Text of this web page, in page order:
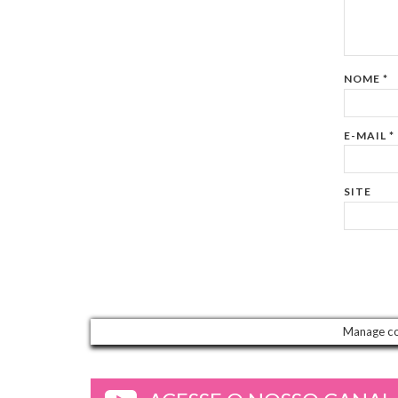
NOME *
E-MAIL *
SITE
Manage